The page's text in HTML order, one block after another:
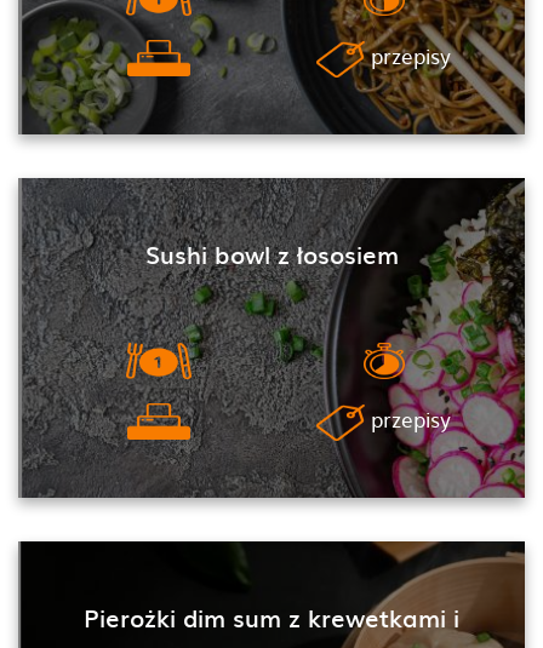
przepisy
Sushi bowl z łososiem
przepisy
Pierożki dim sum z krewetkami i